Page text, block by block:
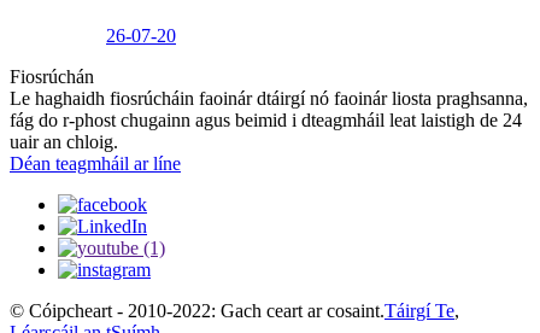
26-07-20
Fiosrúchán
Le haghaidh fiosrúcháin faoinár dtáirgí nó faoinár liosta praghsanna,
fág do r-phost chugainn agus beimid i dteagmháil leat laistigh de 24
uair an chloig.
Déan teagmháil ar líne
© Cóipcheart - 2010-2022: Gach ceart ar cosaint.Táirgí Te,